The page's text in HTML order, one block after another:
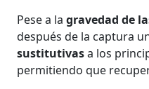
Pese a lagravedad de
después de la captura
sustitutivasa los
permitiendo que